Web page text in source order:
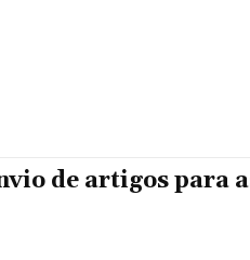
de artigos para